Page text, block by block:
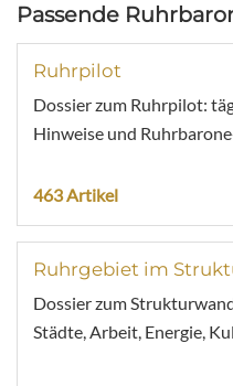
Passende
Ruhrpilot
Dossier zum Ruhrpilot:
Hinweise und
463 Artikel
Ruhrgebiet im
Dossier zum
Städte, Arbeit, Energie,